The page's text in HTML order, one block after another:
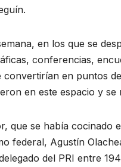
en los que se
conferencias,
en puntos
en este espacio y se
que se había cocinado
federal, Agustín
del PRI entre